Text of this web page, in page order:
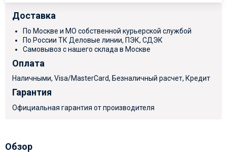
Доставка
По Москве и МО собственной курьерской службой
По России ТК Деловые линии, ПЭК, СДЭК
Самовывоз с нашего склада в Москве
Оплата
Наличными, Visa/MasterCard, Безналичный расчет, Кредит
Гарантия
Официальная гарантия от производителя
Обзор